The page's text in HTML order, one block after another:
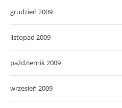
grudzień 2009
listopad 2009
październik 2009
wrzesień 2009